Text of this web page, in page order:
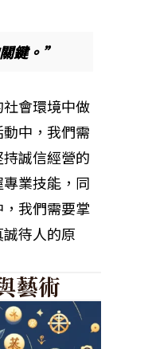
鍵。”
會環境中做
中，我們需
誠信經營的
業技能，同
我們需要掌
待人的原
藝術